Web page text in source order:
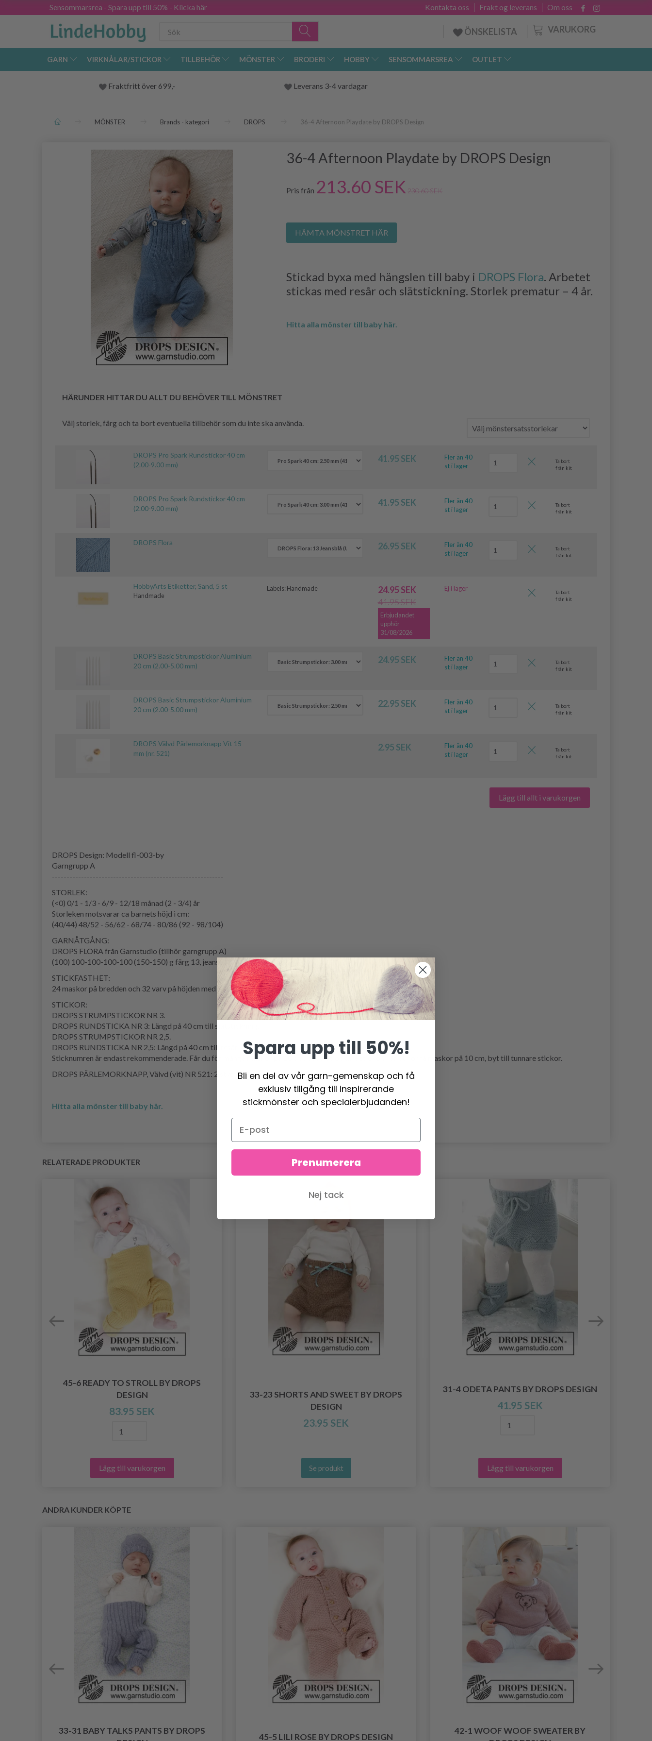
Sensommarsrea - Spara upp till 50% - Klicka här Om oss
Frakt og leverans
Kontakta oss
VARUKORG
ÖNSKELISTA
GARN VIRKNÅLAR/STICKOR TILLBEHÖR MÖNSTER BRODERI HOBBY SENSOMMARSREA OUTLET
Fraktfritt över 699,- Leverans 3-4 vardagar
MÖNSTER Brands - kategori DROPS 36-4 Afternoon Playdate by DROPS Design
36-4 Afternoon Playdate by DROPS Design
Pris från 213.60 SEK 230.60 SEK
HÄMTA MÖNSTRET HÄR
Stickad byxa med hängslen till baby i DROPS Flora. Arbetet
stickas med resår och slätstickning. Storlek prematur – 4 år.
Hitta alla mönster till baby här.
HÄRUNDER HITTAR DU ALLT DU BEHÖVER TILL MÖNSTRET
Välj storlek, färg och ta bort eventuella tillbehör som du inte ska använda.
DROPS Pro Spark Rundstickor 40 cm
(2.00-9.00 mm)
41.95 SEK
Fler än 40
st i lager
Ta bort
från kit
DROPS Pro Spark Rundstickor 40 cm
(2.00-9.00 mm)
41.95 SEK
Fler än 40
st i lager
Ta bort
från kit
DROPS Flora 26.95 SEK
Fler än 40
st i lager
Ta bort
från kit
HobbyArts Etiketter, Sand, 5 st
Handmade
Labels: Handmade
24.95 SEK
41.95 SEK
Erbjudandet
upphör
31/08/2026
Ej i lager
Ta bort
från kit
DROPS Basic Strumpstickor Aluminium
20 cm (2.00-5.00 mm)
24.95 SEK
Fler än 40
st i lager
Ta bort
från kit
DROPS Basic Strumpstickor Aluminium
20 cm (2.00-5.00 mm)
22.95 SEK
Fler än 40
st i lager
Ta bort
från kit
DROPS Välvd Pärlemorknapp Vit 15
mm (nr. 521)
2.95 SEK
Fler än 40
st i lager
Ta bort
från kit
Lägg till allt i varukorgen
DROPS Design: Modell fl-003-by
Garngrupp A
-----------------------------------------------------------
STORLEK:
(<0) 0/1 - 1/3 - 6/9 - 12/18 månad (2 - 3/4) år
Storleken motsvarar ca barnets höjd i cm:
(40/44) 48/52 - 56/62 - 68/74 - 80/86 (92 - 98/104)
GARNÅTGÅNG:
DROPS FLORA från Garnstudio (tillhör garngrupp A)
(100) 100-100-100-100 (150-150) g färg 13, jeansblå
STICKFASTHET:
24 maskor på bredden och 32 varv på höjden med slätstickning = 10 x 10 cm.
STICKOR:
DROPS STRUMPSTICKOR NR 3.
DROPS RUNDSTICKA NR 3: Längd på 40 cm till slätstickning.
DROPS STRUMPSTICKOR NR 2,5.
DROPS RUNDSTICKA NR 2,5: Längd på 40 cm till resår.
Sticknumren är endast rekommenderade. Får du för många maskor på 10 cm, byt till tjockare stickor. Får du för få maskor på 10 cm, byt till tunnare stickor.
DROPS PÄRLEMORKNAPP, Välvd (vit) NR 521: 2 stycken i alla storlekar.
Hitta alla mönster till baby här.
RELATERADE PRODUKTER
45-6 READY TO STROLL BY DROPS
DESIGN
83.95 SEK
Lägg till varukorgen
33-23 SHORTS AND SWEET BY DROPS
DESIGN
23.95 SEK
Se produkt
31-4 ODETA PANTS BY DROPS DESIGN
41.95 SEK
Lägg till varukorgen
ANDRA KUNDER KÖPTE
33-31 BABY TALKS PANTS BY DROPS
45-5 LILI ROSE BY DROPS DESIGN
42-1 WOOF WOOF SWEATER BY
Spara upp till 50%!
Bli en del av vår garn-gemenskap och få
exklusiv tillgång till inspirerande
stickmönster och specialerbjudanden!
Prenumerera
Nej tack